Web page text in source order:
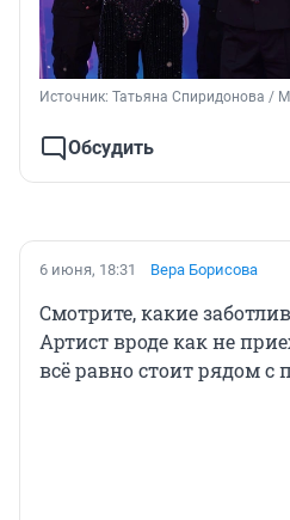
Источник: Татьяна Спиридонова /
Обсудить
6 июня, 18:31 Вера Борисова
Смотрите, какие
Артист вроде как не
всё равно стоит рядом с